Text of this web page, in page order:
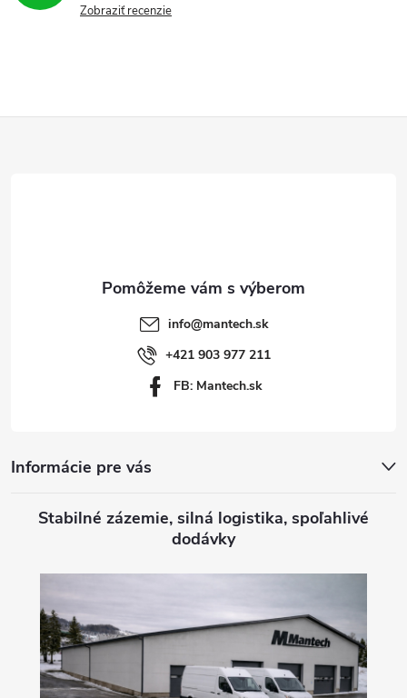
Zobraziť recenzie
info@mantech.sk
+421 903 977 211
FB: Mantech.sk
Informácie pre vás
Stabilné zázemie, silná logistika, spoľahlivé
dodávky